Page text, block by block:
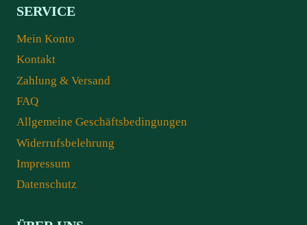
SERVICE
Mein Konto
Kontakt
Zahlung & Versand
FAQ
Allgemeine Geschäftsbedingungen
Widerrufsbelehrung
Impressum
Datenschutz